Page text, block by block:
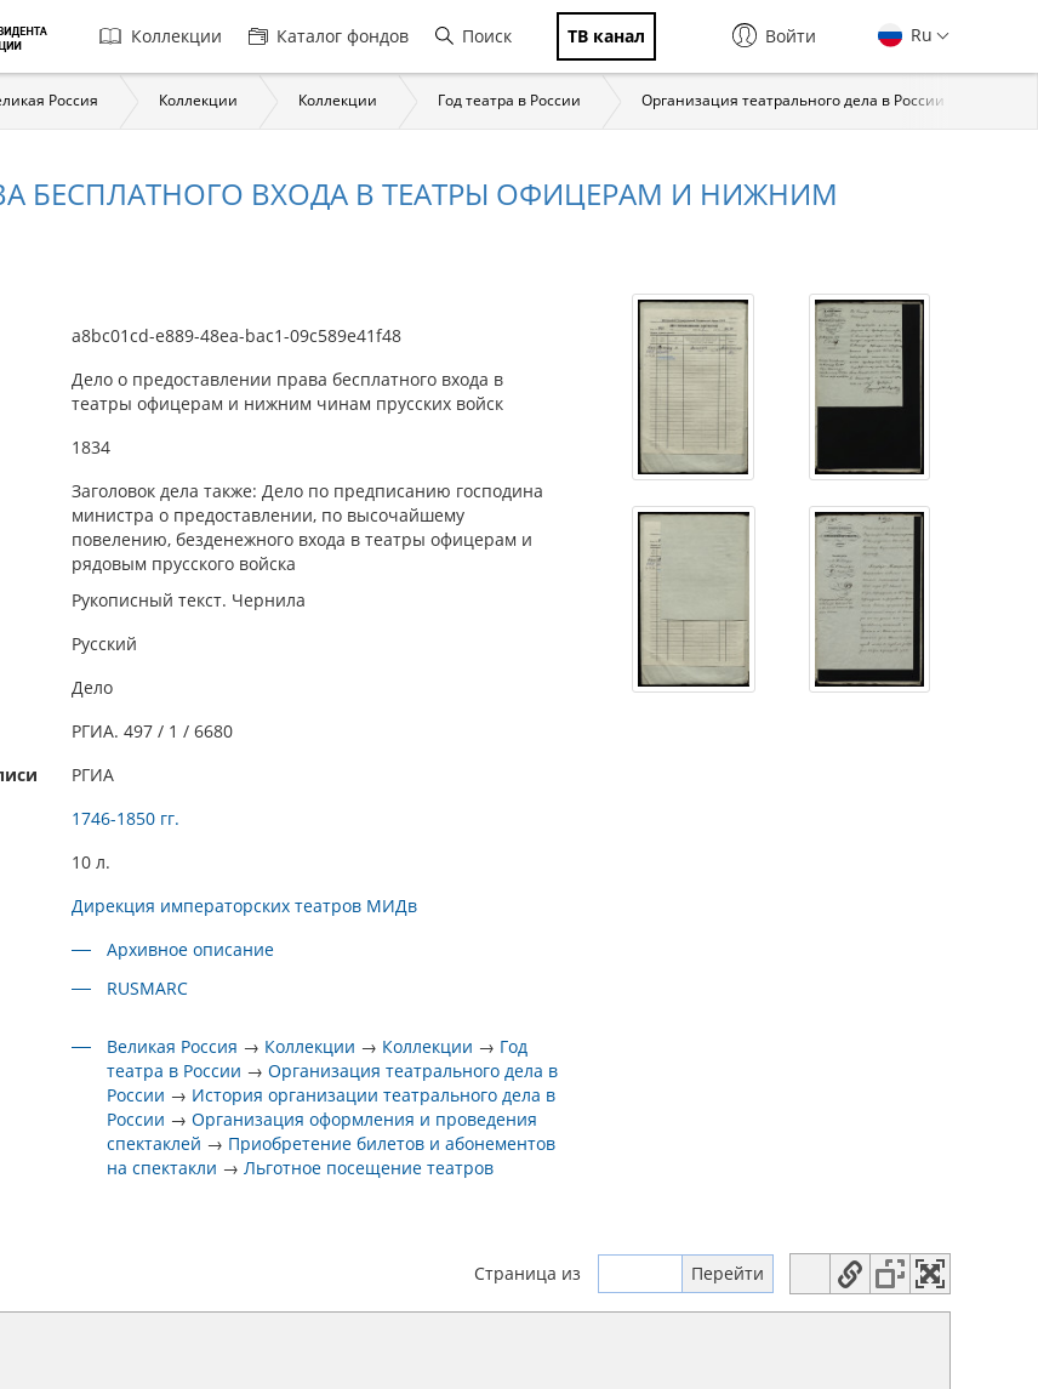
Главная
навигация
Коллекции Каталог фондов Поиск ТВ канал Ru
Войти
Россия Коллекции Коллекции Год театра в России Организация театрального дела в России
БЕСПЛАТНОГО ВХОДА В ТЕАТРЫ ОФИЦЕРАМ И НИЖНИМ
a8bc01cd-e889-48ea-bac1-09c589e41f48
Дело о предоставлении права бесплатного входа в
театры офицерам и нижним чинам прусских войск
1834
Заголовок дела также: Дело по предписанию господина
министра о предоставлении, по высочайшему
повелению, безденежного входа в театры офицерам и
рядовым прусского войска
Рукописный текст. Чернила
Русский
Дело
РГИА. 497 / 1 / 6680
РГИА
1746-1850 гг.
10 л.
Дирекция императорских театров МИДв
Архивное описание
RUSMARC
Великая Россия → Коллекции → Коллекции → Год
театра в России →Организация театрального дела в
России → История организации театрального дела в
России →Организация оформления и проведения
спектаклей → Приобретение билетов и абонементов
на спектакли →Льготное посещение театров
Страница из